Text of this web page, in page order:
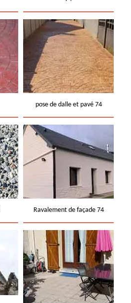
pose de dalle et pavé 74
Ravalement de façade 74